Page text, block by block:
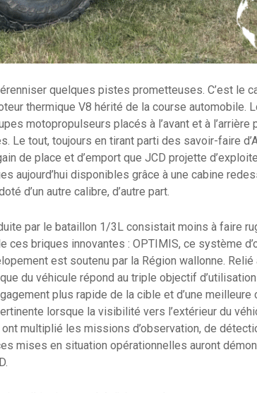
quelques pistes prometteuses. C’est le
thermique V8 hérité de la course automobile.
motopropulseurs placés à l’avant et à
Le tout, toujours en tirant parti des savoir-faire
de place et d’emport que JCD projette
aujourd’hui disponibles grâce à une cabine
d’un autre calibre, d’autre part.
par le bataillon 1/3L consistait moins à faire
ces briques innovantes : OPTIMIS, ce système
est soutenu par la Région wallonne. Relié
du véhicule répond au triple objectif
plus rapide de la cible et d’une
lorsque la visibilité vers l’extérieur du
multiplié les missions d’observation, de
mises en situation opérationnelles auront